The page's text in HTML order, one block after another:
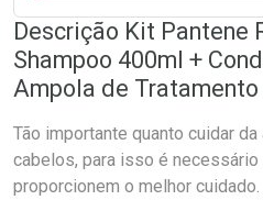
Descrição Kit Pantene
Shampoo 400ml +
Ampola de Tratamento
Tão importante quanto cuidar
cabelos, para isso é
proporcionem o melhor